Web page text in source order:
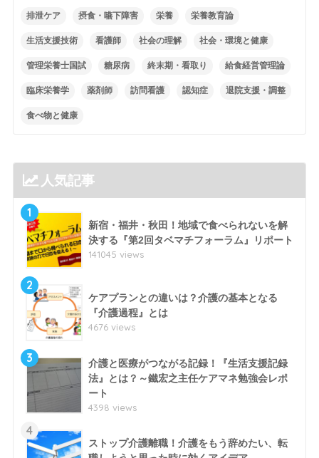
排泄ケア 摂食・嚥下障害 栄養 栄養教育論
生活支援技術 看護師 社会の理解 社会・環境と健康
管理栄養士国試 糖尿病 終末期・看取り 給食経営管理論
臨床栄養学 薬剤師 訪問看護 認知症 退院支援・調整
食べ物と健康
人気記事
1
新宿・福井・秋田！地域で食べられないを解
決する『第2回タベマチフォーラム』リポート
141045 views
2
ケアプランとの違いは？介護の基本となる
『介護過程』とは
4676 views
3
介護と医療がつながる記録！『生活支援記録
法』とは？～鐵宏之主任ケアマネ勉強会レポ
ート
4398 views
4
ストップ介護離職！介護をもう辞めたい、転